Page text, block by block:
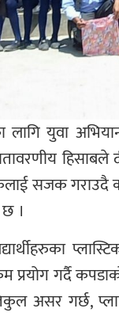
युवा
हिसाबले
सजक गराउदै
।
गर्दै
असर गर्छ,